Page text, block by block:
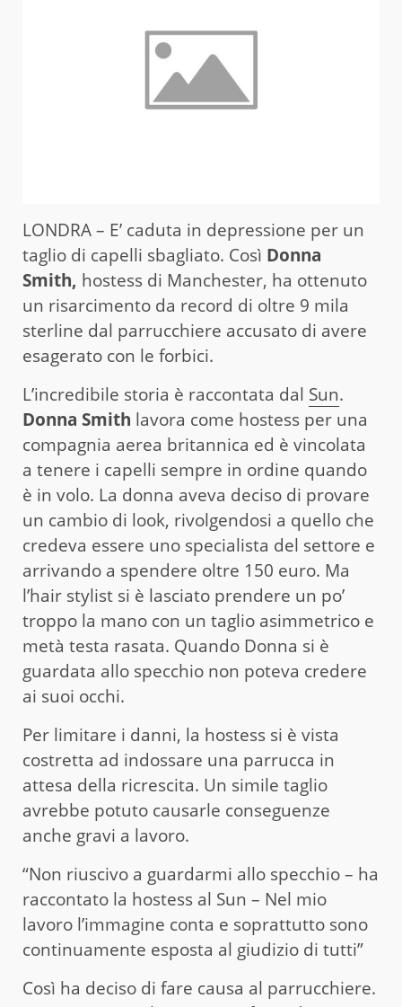
LONDRA – E’ caduta in depressione per un
taglio di capelli sbagliato. Così Donna
Smith, hostess di Manchester, ha ottenuto
un risarcimento da record di oltre 9 mila
sterline dal parrucchiere accusato di avere
esagerato con le forbici.
L’incredibile storia è raccontata dal Sun.
Donna Smith lavora come hostess per una
compagnia aerea britannica ed è vincolata
a tenere i capelli sempre in ordine quando
è in volo. La donna aveva deciso di provare
un cambio di look, rivolgendosi a quello che
credeva essere uno specialista del settore e
arrivando a spendere oltre 150 euro. Ma
l’hair stylist si è lasciato prendere un po’
troppo la mano con un taglio asimmetrico e
metà testa rasata. Quando Donna si è
guardata allo specchio non poteva credere
ai suoi occhi.
Per limitare i danni, la hostess si è vista
costretta ad indossare una parrucca in
attesa della ricrescita. Un simile taglio
avrebbe potuto causarle conseguenze
anche gravi a lavoro.
“Non riuscivo a guardarmi allo specchio – ha
raccontato la hostess al Sun – Nel mio
lavoro l’immagine conta e soprattutto sono
continuamente esposta al giudizio di tutti”
Così ha deciso di fare causa al parrucchiere.